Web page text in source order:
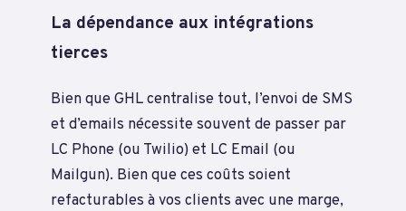
La dépendance aux intégrations
tierces
Bien que GHL centralise tout, l’envoi de SMS
et d’emails nécessite souvent de passer par
LC Phone (ou Twilio) et LC Email (ou
Mailgun). Bien que ces coûts soient
refacturables à vos clients avec une marge,